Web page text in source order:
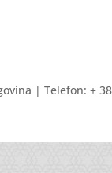
| Telefon: +